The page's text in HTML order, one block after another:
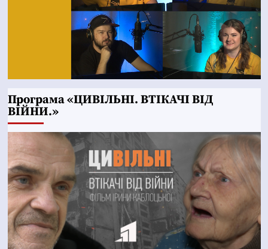
Програма «ЦИВІЛЬНІ. ВТІКАЧІ ВІД
ВІЙНИ.»